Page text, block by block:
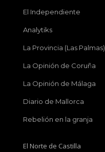
El Independiente
Analytiks
La Provincia (Las Palmas)
La Opinión de Coruña
La Opinión de Málaga
Diario de Mallorca
Rebelión en la granja
El Norte de Castilla